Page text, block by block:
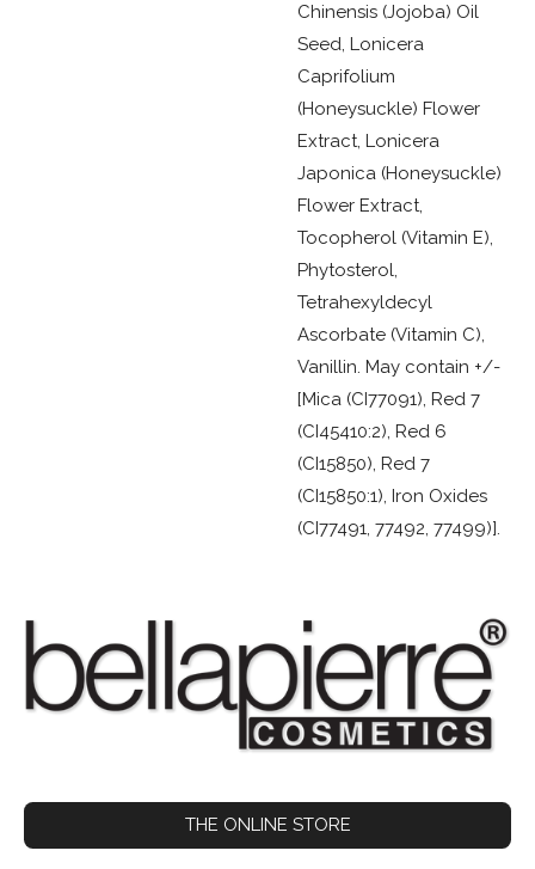
Chinensis (Jojoba) Oil
Seed, Lonicera
Caprifolium
(Honeysuckle) Flower
Extract, Lonicera
Japonica (Honeysuckle)
Flower Extract,
Tocopherol (Vitamin E),
Phytosterol,
Tetrahexyldecyl
Ascorbate (Vitamin C),
Vanillin. May contain +/-
[Mica (CI77091), Red 7
(CI45410:2), Red 6
(CI15850), Red 7
(CI15850:1), Iron Oxides
(CI77491, 77492, 77499)].
THE ONLINE STORE